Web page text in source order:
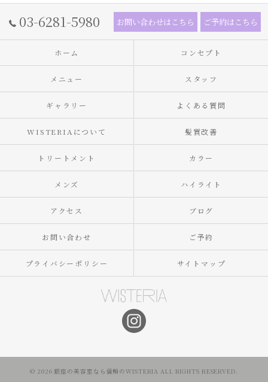
03-6281-5980 お問い合わせはこちら ご予約はこちら
ホーム コンセプト
メニュー スタッフ
ギャラリー よくある質問
WISTERIAについて 髪質改善
トリートメント カラー
メンズ ハイライト
アクセス ブログ
お問い合わせ ご予約
プライバシーポリシー サイトマップ
© 2026 銀座の美容室なら信頼のWISTERIA ALL RIGHTS RESERVED.